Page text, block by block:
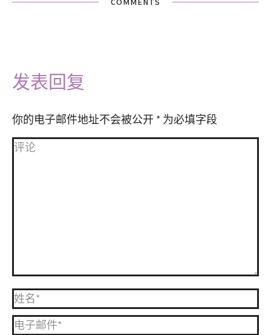
发表回复
你的电子邮件地址不会被公开 * 为必填字段
评论
姓名 *
电子邮件 *